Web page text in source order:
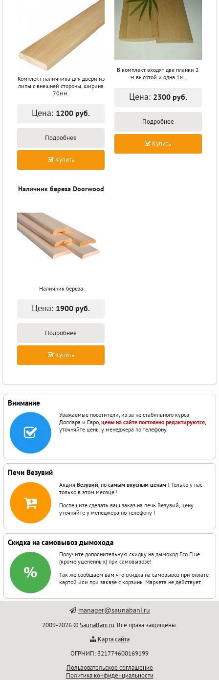
Комплект наличника для двери из
липы с внешней стороны, ширина
70мм.
Цена: 1200 руб.
Подробнее
Купить
В комплект входят две планки 2
м высотой и одна 1м.
Цена: 2300 руб.
Подробнее
Купить
Наличник береза Doorwood
Наличник береза
Цена: 1900 руб.
Подробнее
Купить
Внимание
Уважаемые посетители, из за не стабильного курса
Доллара и Евро,цены на сайте постоянно редактируются,
уточняйте цены у менеджера по телефону.
Печи Везувий
АкцияВезувий , посамым вкусным ценам ! Только у нас
только в этом месяце !
Поспешите сделать ваш заказ на печь Везувий, цену
уточняйте у менеджера по телефону !
Скидка на самовывоз дымохода
Получите дополнительную скидку на дымоход Eco Flue
(кроме уцененных) при самовывозе!
Так же сообщаем вам что скидка на самовывоз при оплате
картой или при заказе с корзины Маркета не действует.
manager@saunabani.ru
2009-2026 ©SaunaBani.ru. Все права защищены.
Карта сайта
ОГРНИП: 321774600169199
Пользовательское соглашение
Политика конфиденциальности